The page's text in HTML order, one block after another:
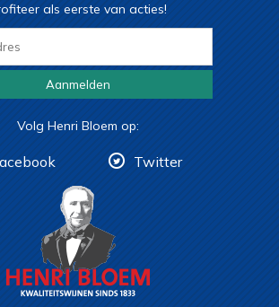
als eerste van acties!
Aanmelden
Volg Henri Bloem op:
Twitter